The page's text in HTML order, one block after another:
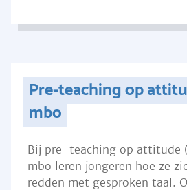
Pre-teaching op
mbo
Bij pre-teaching op attitude
mbo leren jongeren hoe ze
redden met gesproken taal.